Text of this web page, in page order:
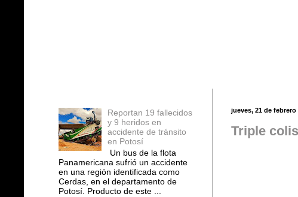
jueves, 21 de febrero
Triple
Reportan 19 fallecidos
y 9 heridos en
accidente de tránsito
en Potosí
Un bus de la flota
Panamericana sufrió un accidente
en una región identificada como
Cerdas, en el departamento de
Potosí. Producto de este ...